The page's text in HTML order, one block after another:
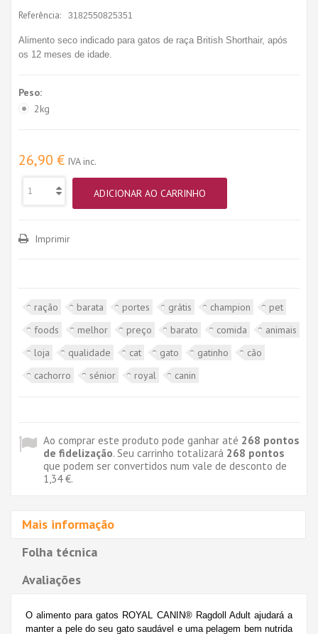
Referência: 3182550825351
Alimento seco indicado para gatos de raça British Shorthair, após
os 12 meses de idade.
Peso:
2kg
26,90 € IVA inc.
ADICIONAR AO CARRINHO
Imprimir
ração barata portes grátis champion
pet
foods
melhor preço barato comida
animais
loja
qualidade cat gato gatinho
cão
cachorro
sénior royal canin
Ao comprar este produto pode ganhar até 268 pontos
de fidelização. Seu carrinho totalizará 268 pontos
que podem ser convertidos num vale de desconto de
1,34 €.
Mais informação
Folha técnica
Avaliações
O alimento para gatos ROYAL CANIN® Ragdoll Adult ajudará a
manter a pele do seu gato saudável e uma pelagem bem nutrida